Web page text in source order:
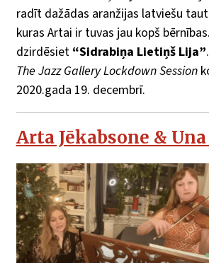
radīt dažādas aranžijas latviešu
kuras Artai ir tuvas jau kopš
dzirdēsiet “Sidrabiņa Lietiņš Lija”
The Jazz Gallery Lockdown Session
2020.gada 19. decembrī.
Arta Jēkabsone &